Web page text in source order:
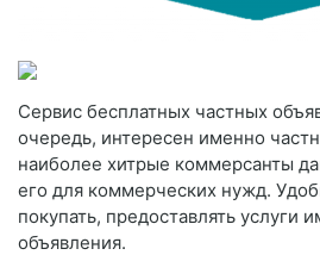
Сервис бесплатных частных
очередь, интересен именно
наиболее хитрые коммерсанты
его для коммерческих нужд.
покупать, предоставлять услуги
объявления.